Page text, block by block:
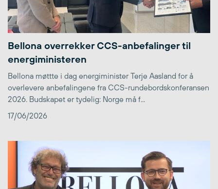
Bellona overrekker CCS-anbefalinger til
energiministeren
Bellona møttte i dag energiminister Terje Aasland for å
overlevere anbefalingene fra CCS-rundebordskonferansen
2026. Budskapet er tydelig: Norge må f...
17/06/2026